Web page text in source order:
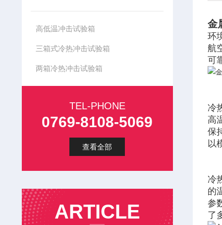
高低温冲击试验箱
三箱式冷热冲击试验箱
两箱冷热冲击试验箱
TEL-PHONE
0769-8108-5069
查看全部
ARTICLE
金
环
航
可
冷
高
保
以
冷
的
参
了